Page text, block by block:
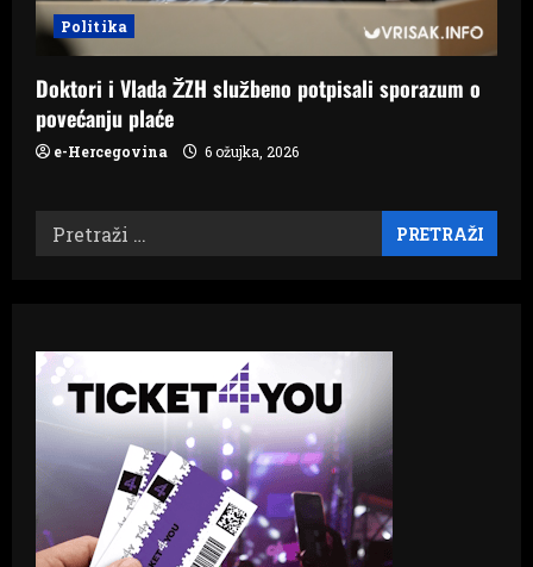
Politika
Doktori i Vlada ŽZH službeno potpisali sporazum o
povećanju plaće
e-Hercegovina 6 ožujka, 2026
Pretraži: